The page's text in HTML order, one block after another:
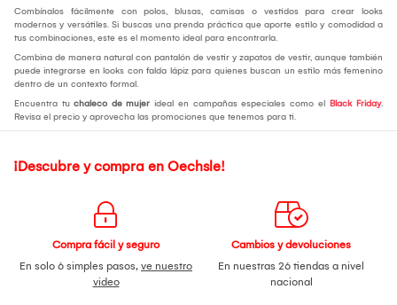
Combínalos fácilmente con polos, blusas, camisas o vestidos para crear looks
modernos y versátiles. Si buscas una prenda práctica que aporte estilo y comodidad a
tus combinaciones, este es el momento ideal para encontrarla.
Combina de manera natural con pantalón de vestir y zapatos de vestir, aunque también
puede integrarse en looks con falda lápiz para quienes buscan un estilo más femenino
dentro de un contexto formal.
Encuentra tu chaleco de mujer ideal en campañas especiales como el Black Friday.
Revisa el precio y aprovecha las promociones que tenemos para ti.
¡Descubre y compra en Oechsle!
Compra fácil y seguro
En solo 6 simples pasos, ve nuestro
video
Cambios y devoluciones
En nuestras 26 tiendas a nivel
nacional